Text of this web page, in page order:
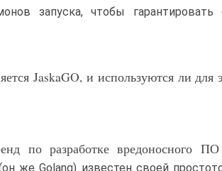
запуска, чтобы гарантировать
JaskaGO, и используются ли для
по разработке вредоносного
же Golang) известен своей